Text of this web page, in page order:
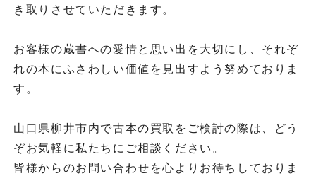
き取りさせていただきます。
お客様の蔵書への愛情と思い出を大切にし、それぞ
れの本にふさわしい価値を見出すよう努めておりま
す。
山口県柳井市内で古本の買取をご検討の際は、どう
ぞお気軽に私たちにご相談ください。
皆様からのお問い合わせを心よりお待ちしておりま